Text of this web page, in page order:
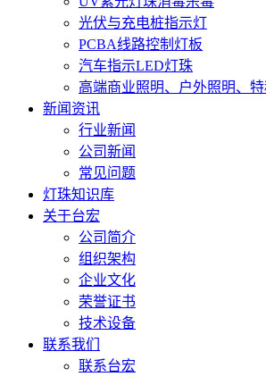
光伏与充电桩指示灯
PCBA线路控制灯板
汽车指示LED灯珠
高端商业照明、户外照明、
新闻资讯
行业新闻
公司新闻
常见问题
灯珠知识库
关于台宏
公司简介
组织架构
企业文化
荣誉证书
技术设备
联系我们
联系台宏